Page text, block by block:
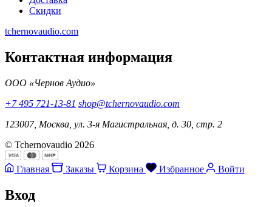
Скидки
tchernovaudio.com
Контактная информация
ООО «Чернов Аудио»
+7 495 721-13-81 shop@tchernovaudio.com
123007, Москва, ул. 3-я Магистральная, д. 30, стр. 2
© Tchernovaudio 2026
Главная Заказы Корзина Избранное Войти
Вход